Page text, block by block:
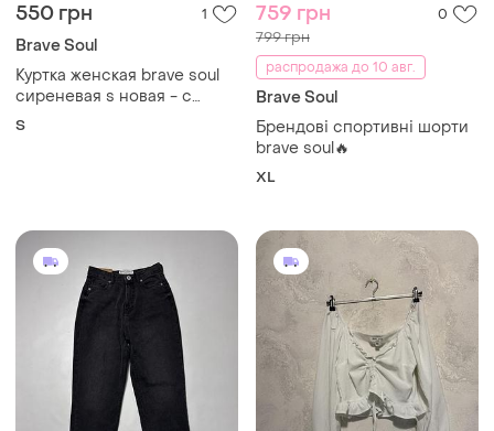
550 грн 1
Brave Soul
Куртка женская brave soul
сиреневая s новая - с
капюшоном, полиамид
S
759 грн 0
799 грн
распродажа до 10 авг.
Brave Soul
Брендові спортивні шорти
brave soul🔥
XL